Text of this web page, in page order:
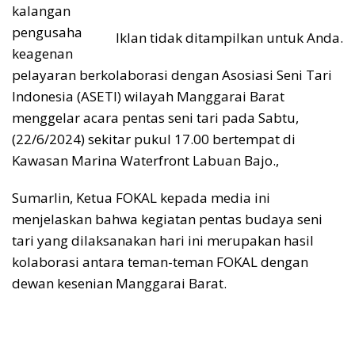
Iklan tidak ditampilkan untuk Anda.
kalangan
pengusaha
keagenan
pelayaran berkolaborasi dengan Asosiasi Seni Tari
Indonesia (ASETI) wilayah Manggarai Barat
menggelar acara pentas seni tari pada Sabtu,
(22/6/2024) sekitar pukul 17.00 bertempat di
Kawasan Marina Waterfront Labuan Bajo.,
Sumarlin, Ketua FOKAL kepada media ini
menjelaskan bahwa kegiatan pentas budaya seni
tari yang dilaksanakan hari ini merupakan hasil
kolaborasi antara teman-teman FOKAL dengan
dewan kesenian Manggarai Barat.